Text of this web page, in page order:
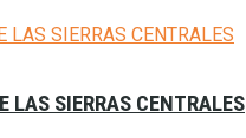
LAS SIERRAS CENTRALES